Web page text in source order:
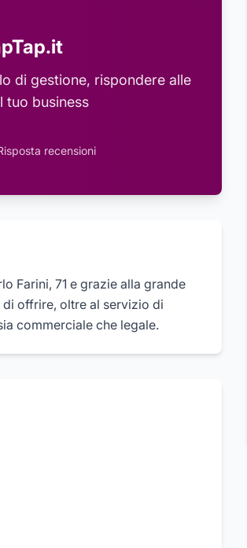
di gestione, rispondere alle
tuo business
recensioni
Farini, 71 e grazie alla grande
offrire, oltre al servizio di
commerciale che legale.